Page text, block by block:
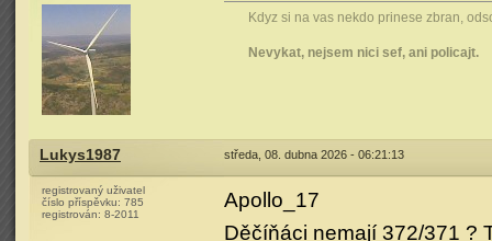
Kdyz si na vas nekdo prinese zbran,
Nevykat, nejsem nici sef, ani policajt.
Lukys1987 středa, 08. dubna 2026 - 06:21:13
registrovaný uživatel
číslo příspěvku: 785
registrován: 8-2011
Apollo_17
Děčíňáci nemají 372/371 ?